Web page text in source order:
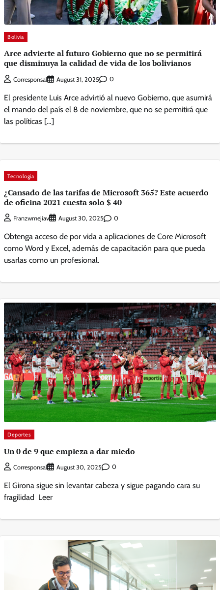
Bolivia
Arce advierte al futuro Gobierno que no se permitirá
que disminuya la calidad de vida de los bolivianos
Corresponsal August 31, 2025 0
El presidente Luis Arce advirtió al nuevo Gobierno, que asumirá
el mando del país el 8 de noviembre, que no se permitirá que
las políticas […]
Tecnologia
¿Cansado de las tarifas de Microsoft 365? Este acuerdo
de oficina 2021 cuesta solo $ 40
Franzwmejiav August 30, 2025 0
Obtenga acceso de por vida a aplicaciones de Core Microsoft
como Word y Excel, además de capacitación para que pueda
usarlas como un profesional.
Deportes
Un 0 de 9 que empieza a dar miedo
Corresponsal August 30, 2025 0
El Girona sigue sin levantar cabeza y sigue pagando cara su
fragilidad Leer